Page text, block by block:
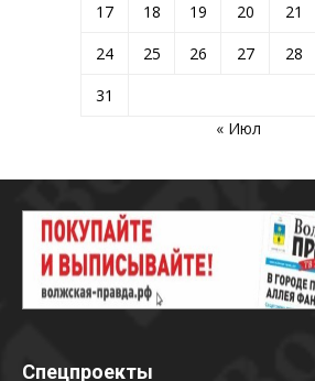
17
18 19 20 21
24
25 26 27 28
31
« Июл
Спецпроекты